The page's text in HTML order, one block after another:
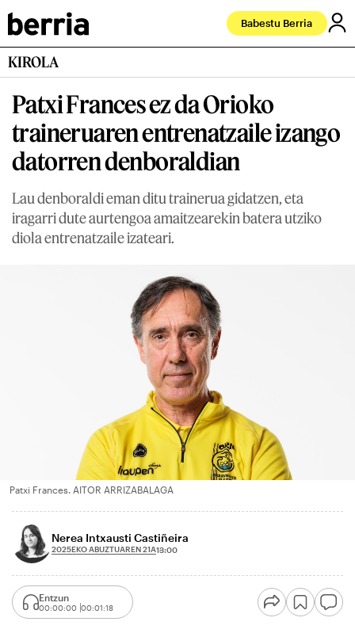
Babestu Berria
KIROLA
Patxi Frances ez da Orioko
traineruaren entrenatzaile izango
datorren denboraldian
Lau denboraldi eman ditu trainerua gidatzen, eta
iragarri dute aurtengoa amaitzearekin batera utziko
diola entrenatzaile izateari.
Patxi Frances. AITOR ARRIZABALAGA
Nerea Intxausti Castiñeira
2025EKO ABUZTUAREN 21A13:00
Entzun
00:00:00 00:01:18